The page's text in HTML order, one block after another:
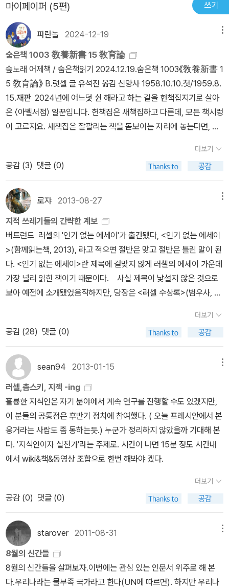
마이페이퍼 (5편) 쓰기
파란놀 2024-12-19
숨은책 1003 敎養新書 15 敎育論
숲노래 어제책 / 숨은책읽기 2024.12.19.숨은책 1003《敎養新書 1
5 敎育論》 B.럿셀 글 유석진 옮김 신양사 1958.10.10.첫/1959.8.
15.재판 2024년에 어느덧 쉰 해라고 하는 길을 헌책집지기로 살아
온 〈아벨서점〉 일꾼입니다. 헌책집은 새책집하고 다른데, 모든 책시렁
이 고르지요. 새책집은 잘팔리는 책을 돋보이는 자리에 놓는다면, 헌
넛이나 열이나 서른씩 팔지 않아요. 새책집이라면 꽃보람(노벨문학
상)을 받은 책을 하루에 즈믄(1000)을 훌쩍 팔아치울 수 있으나, 헌
책집에서는 꽃보람을 받은 책이건, 쉰 해 동안 아직 손이 안 탄 책이건
똑같이 ‘하나’를 ‘한 사람’한테 내놓고 잇습니다. 《敎養新書 15 敎
育論》이 보여서 문득 집어듭니다. 〈아벨서점〉이라는 책집을 처음 드
나든 1992년 어느 날 얼핏 만나서 읽고는 제자리에 꽂은 적이 있다고
떠오릅니다. 예전 책은 아마 누가 사갔을 테고, 이날 만난 책은 새로
들어왔을 테지요. 조그마한 책은 서른 해도 묵고 일흔 해 즈음 묵기까
지 합니다. 1958년에 작은책 한 자락조차 장만하기 힘든 분이 수두
룩했을 텐데, 주머니를 털어 이 책을 사읽고서 가슴으로 품은 분이 있
어요. 커다랗고 묵직한 판은 어림조차 못 하던 가난살림 배움이한테
이바지한 주머니책이요 손바닥책이고 들꽃책이니, ‘손꽃책’이라고 이
름을 살며시 붙여 봅니다.ㅅㄴㄹ※ 글쓴이숲노래(최종규) : 우리말꽃
전남 고흥에서 서재도서관·책박물관을 꾸립니다. ‘보리 국어사전’ 편
집장을 맡았고, ‘이오덕 어른 유고’를 갈무리했습니다. 《들꽃내음 따
라 걷다가 작은책집을 보았습니다》, 《우리말꽃》, 《미래세대를 위한
우리말과 문해력》, 《쉬운 말이 평화》, 《곁말》, 《곁책》, 《새로 쓰는 말
밑 꾸러미 사전》, 《새로 쓰는 비슷한말 꾸러미 사전》, 《새로 쓰는 겹
말 꾸러미 사전》, 《새로 쓰는 우리말 꾸러미 사전》, 《책숲마실》, 《우
리말 수수께끼 동시》, 《우리말 동시 사전》, 《우리말 글쓰기 사전》,
《이오덕 마음 읽기》, 《시골에서 살림 짓는 즐거움》, 《숲에서 살려낸
더보기
공감 (3) 댓글 (0)
로쟈 2013-08-27
지적 쓰레기들의 간략한 계보
버트런드 러셀의 '인기 없는 에세이'가 출간됐다, <인기 없는 에세이
>(함께읽는책, 2013), 라고 적으면 절반은 맞고 절반은 틀린 말이 된
다. <인기 없는 에세이>란 제목에 걸맞지 않게 러셀의 에세이 가운데
가장 널리 읽힌 책이기 때문이다. 사실 제목이 낯설지 않은 것으로
보아 예전에 소개됐었음직하지만, 당장은 <러셀 수상록>(범우사, 2
집 하나가 번역된 셈. 부제가 '지적 쓰레기들의 간략한 계보'인데, 책
에서는 7장의 제목이기도 하다. 이 부제만으로도 호기심을 잔뜩 부추
긴다. 덧붙이자면, '철학자들의 은밀한 속셈'이나 '억압받는 자들의 미
덕' 같은 에세이도 읽어봄직하지 않은지. 러셀의 에세이는 전체적으
로 적잖게 번역됐지만 한동안 뜸하다가 2011년부터 다시 심심찮게
나오고 있는데, 출간일순으로 보자면 <버트런드 러셀의 자유로 가는
길>(함께읽는책, 2012), <과학의 미래>(열린책들, 2011), <러셀의
교육론>(서광사, 2011) 등이다. 물론 러셀의 가장 대중적인 에세
이는, 곧 국내에서 가장 많이 읽히는 에세이는 <행복의 정복>(사회평
론, 2005), <게으름에 대한 찬양>(사회평론, 2005), <나는 왜 기독
교인이 아닌가>(사회평론, 2005) 순이다. <인기 없는 에세이>가 이
에 버금가는 러셀의 베스트셀러가 될지 궁금하다... 13. 08. 27. P.S.
검색해보니 1950년대에 번역된 적이 있고, 시중에 나와 있는 걸로는
긴 것이다...
더보기
공감 (28) 댓글 (0)
sean94 2013-01-15
러셀,촘스키, 지젝 -ing
훌륭한 지식인은 자기 분야에서 계속 연구를 진행할 수도 있겠지만,
이 분들의 공통점은 후반기 정치에 참여했다. ( 오늘 프레시안에서 본
웅거라는 사람도 좀 통하는듯.) 누군가 정리하지 않았을까 기대해 본
다. '지식인이자 실천가'라는 주제로. 시간이 나면 15분 정도 시간내
더보기
공감 (0) 댓글 (0)
starover2011-08-31
8월의 신간들
8월의 신간들을 살펴보자.이번에는 관심 있는 인문서 위주로 해 본
다.우리나라는 물부족 국가라고 한다(UN에 따르면). 하지만 우리나